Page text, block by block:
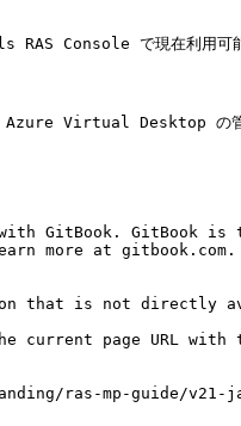
Console で現在利用可能
Virtual Desktop の管理
GitBook. GitBook is
more at gitbook.com.
that is not directly
the current page URL
ras-mp-guide/v21-